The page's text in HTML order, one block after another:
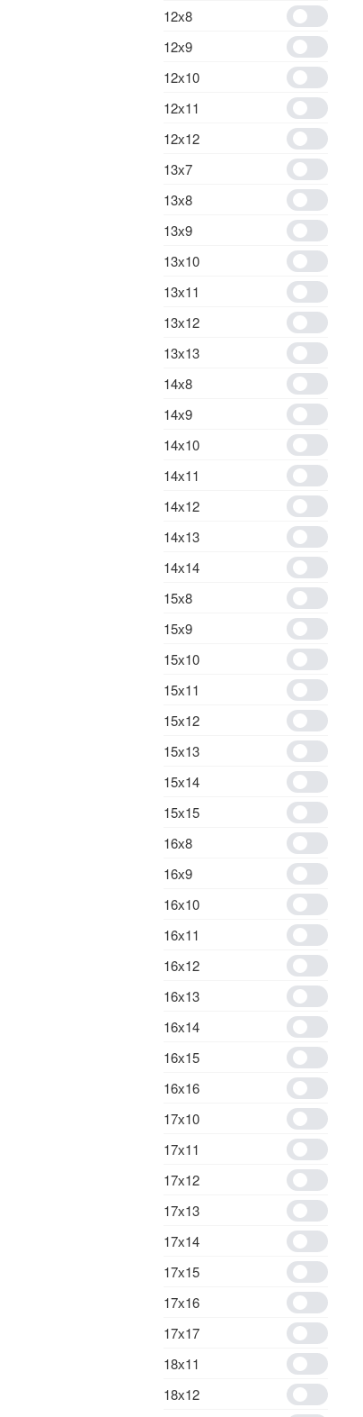
12х8
12х9
12х10
12х11
12х12
13х7
13х8
13х9
13х10
13х11
13х12
13х13
14х8
14х9
14х10
14х11
14х12
14х13
14х14
15х8
15х9
15х10
15х11
15х12
15х13
15х14
15х15
16х8
16х9
16х10
16х11
16х12
16х13
16х14
16х15
16х16
17х10
17х11
17х12
17х13
17х14
17х15
17х16
17х17
18х11
18х12